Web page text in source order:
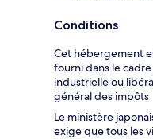
Conditions
Cet hébergement
fourni dans le
industrielle ou
général des impôts
Le ministère
exige que tous les